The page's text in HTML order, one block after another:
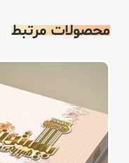
محصولات مرتبط